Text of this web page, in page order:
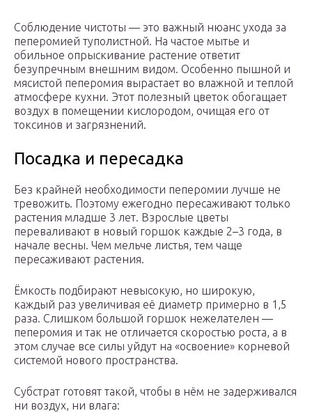
Соблюдение чистоты — это важный нюанс ухода за
пеперомией туполистной. На частое мытье и
обильное опрыскивание растение ответит
безупречным внешним видом. Особенно пышной и
мясистой пеперомия вырастает во влажной и теплой
атмосфере кухни. Этот полезный цветок обогащает
воздух в помещении кислородом, очищая его от
токсинов и загрязнений.
Посадка и пересадка
Без крайней необходимости пеперомии лучше не
тревожить. Поэтому ежегодно пересаживают только
растения младше 3 лет. Взрослые цветы
переваливают в новый горшок каждые 2–3 года, в
начале весны. Чем мельче листья, тем чаще
пересаживают растения.
Ёмкость подбирают невысокую, но широкую,
каждый раз увеличивая её диаметр примерно в 1,5
раза. Слишком большой горшок нежелателен —
пеперомия и так не отличается скоростью роста, а в
этом случае все силы уйдут на «освоение» корневой
системой нового пространства.
Субстрат готовят такой, чтобы в нём не задерживался
ни воздух, ни влага: